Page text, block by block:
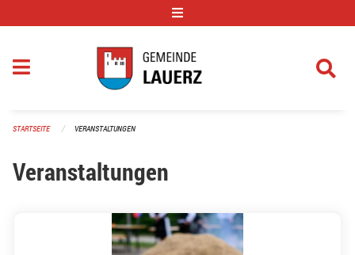
STARTSEITE VERANSTALTUNGEN
Veranstaltungen